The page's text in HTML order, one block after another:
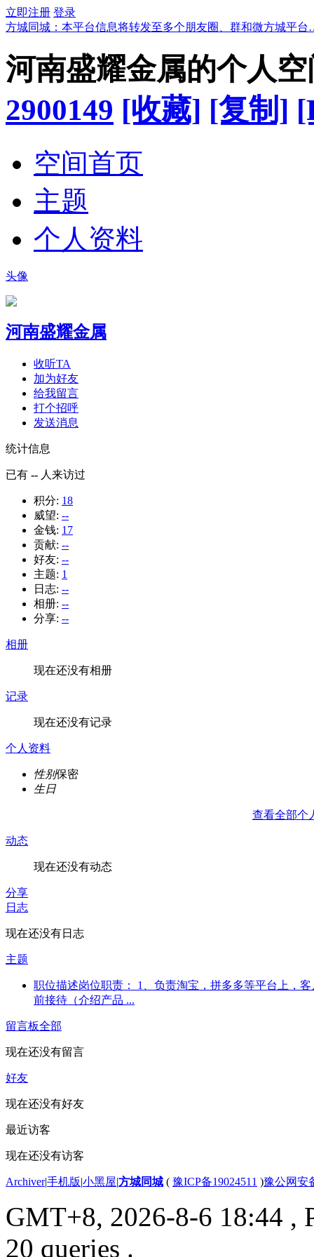
立即注册 登录
方城同城：本平台信息将转发至多个朋友圈、群和微方城平
河南盛耀金属的个人空
2900149 [收藏] [复制]
空间首页
主题
个人资料
头像
河南盛耀金属
收听TA
加为好友
给我留言
打个招呼
发送消息
统计信息
已有 -- 人来访过
积分: 18
威望: --
金钱: 17
贡献: --
好友: --
主题: 1
日志: --
相册: --
分享: --
相册
现在还没有相册
记录
现在还没有记录
个人资料
性别保密
生日
查看全部个
动态
现在还没有动态
分享
日志
现在还没有日志
主题
职位描述岗位职责： 1、负责淘宝，拼多多等平台上，客
前接待（介绍产品 ...
留言板全部
现在还没有留言
好友
现在还没有好友
最近访客
现在还没有访客
Archiver|手机版|小黑屋|方城同城 ( 豫ICP备19024511 )豫公网安
GMT+8, 2026-8-6 18:44 ,
20 queries .